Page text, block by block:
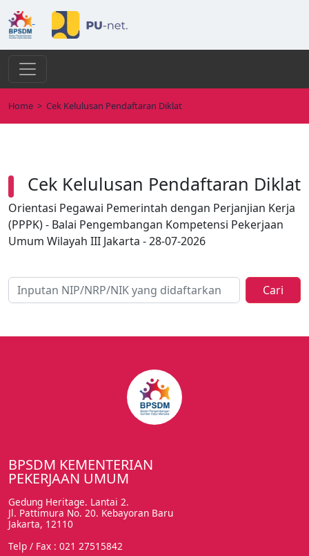
Home > Cek Kelulusan Pendaftaran Diklat
Cek Kelulusan Pendaftaran Diklat
Orientasi Pegawai Pemerintah dengan Perjanjian Kerja
(PPPK) - Balai Pengembangan Kompetensi Pekerjaan
Umum Wilayah III Jakarta - 28-07-2026
Cari
BPSDM KEMENTERIAN
PEKERJAAN UMUM
Gedung Heritage. Lantai 2.
Jl. Pattimura No. 20. Kebayoran Baru
Jakarta, 12110
Telp / Fax : 021 27515842